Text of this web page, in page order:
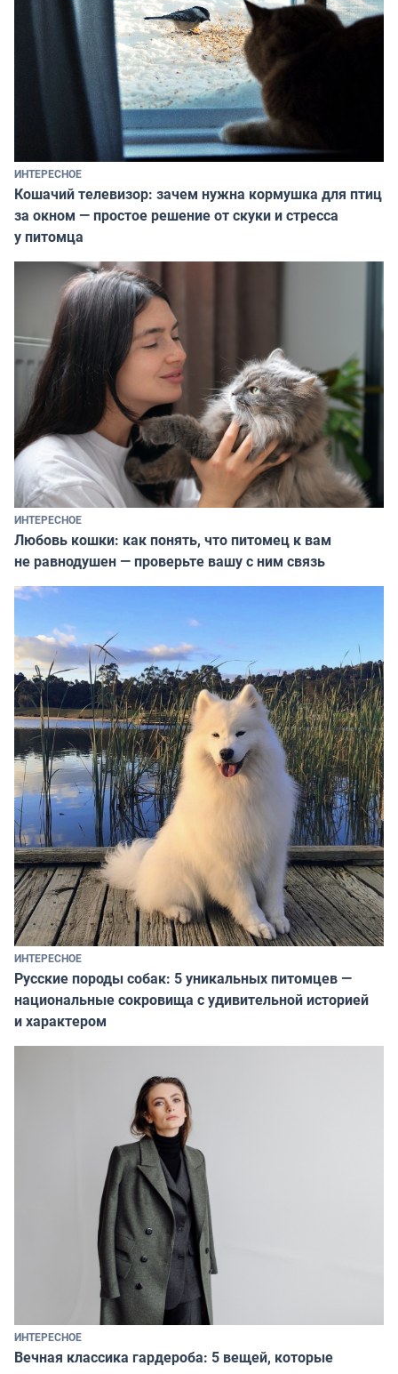
ИНТЕРЕСНОЕ
Кошачий телевизор: зачем нужна кормушка для птиц
за окном — простое решение от скуки и стресса
у питомца
ИНТЕРЕСНОЕ
Любовь кошки: как понять, что питомец к вам
не равнодушен — проверьте вашу с ним связь
ИНТЕРЕСНОЕ
Русские породы собак: 5 уникальных питомцев —
национальные сокровища с удивительной историей
и характером
ИНТЕРЕСНОЕ
Вечная классика гардероба: 5 вещей, которые